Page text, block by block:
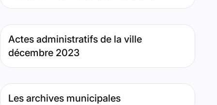
Actes administratifs de la ville
décembre 2023
Type de contenu : Page. Date : janvier 4, 2024
Les archives municipales
Type de contenu : Page. Date : avril 9, 2019